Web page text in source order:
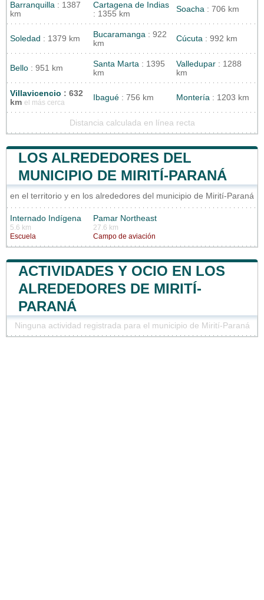
Barranquilla : 1387
km
Cartagena de Indias
: 1355 km
Soacha : 706 km
Soledad : 1379 km Bucaramanga : 922
km
Cúcuta : 992 km
Bello : 951 km Santa Marta : 1395
km
Valledupar : 1288
km
Villavicencio : 632
km el más cerca
Ibagué : 756 km Montería : 1203 km
Distancia calculada en línea recta
LOS ALREDEDORES DEL
MUNICIPIO DE MIRITÍ-PARANÁ
en el territorio y en los alrededores del municipio de Mirití-Paraná
Internado Indígena
5.6 km
Escuela
Pamar Northeast
27.6 km
Campo de aviación
ACTIVIDADES Y OCIO EN LOS
ALREDEDORES DE MIRITÍ-
PARANÁ
Ninguna actividad registrada para el municipio de Mirití-Paraná